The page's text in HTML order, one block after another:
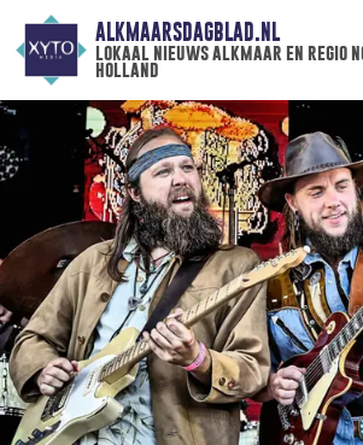
ALKMAARSDAGBLAD.NL
lokaal nieuws alkmaar en regio
holland